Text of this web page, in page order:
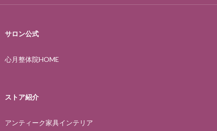
サロン公式
心月整体院HOME
ストア紹介
アンティーク家具インテリア